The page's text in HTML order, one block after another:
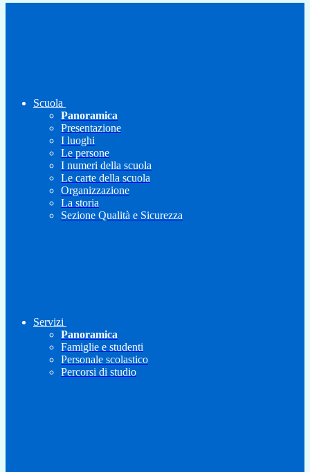
Scuola
Panoramica
Presentazione
I luoghi
Le persone
I numeri della scuola
Le carte della scuola
Organizzazione
La storia
Sezione Qualità e Sicurezza
Servizi
Panoramica
Famiglie e studenti
Personale scolastico
Percorsi di studio